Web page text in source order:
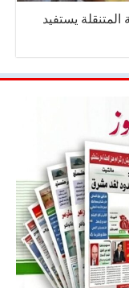
للمكتبة المتنقلة يستفيد